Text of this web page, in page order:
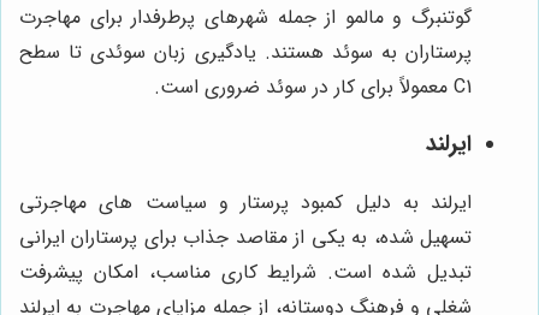
گوتنبرگ و مالمو از جمله شهرهای پرطرفدار برای مهاجرت
پرستاران به سوئد هستند. یادگیری زبان سوئدی تا سطح
C1 معمولاً برای کار در سوئد ضروری است.
ایرلند
ایرلند به دلیل کمبود پرستار و سیاست های مهاجرتی
تسهیل شده، به یکی از مقاصد جذاب برای پرستاران ایرانی
تبدیل شده است. شرایط کاری مناسب، امکان پیشرفت
شغلی و فرهنگ دوستانه، از جمله مزایای مهاجرت به ایرلند